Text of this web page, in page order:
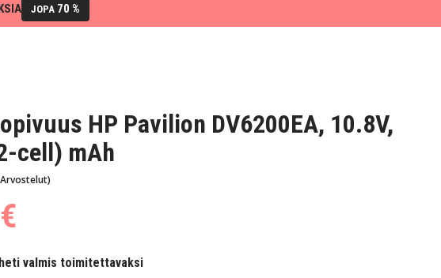
JOPA 70 %
HP Pavilion DV6200EA, 10.8V,
cell) mAh
valmis toimitettavaksi